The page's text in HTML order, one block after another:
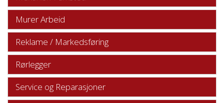
Murer Arbeid
Reklame / Markedsføring
Rørlegger
Service og Reparasjoner